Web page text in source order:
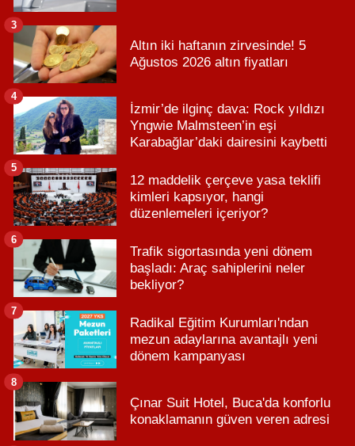
Altın iki haftanın zirvesinde! 5
Ağustos 2026 altın fiyatları
3
İzmir’de ilginç dava: Rock yıldızı
Yngwie Malmsteen’in eşi
Karabağlar’daki dairesini kaybetti
4
12 maddelik çerçeve yasa teklifi
kimleri kapsıyor, hangi
düzenlemeleri içeriyor?
5
Trafik sigortasında yeni dönem
başladı: Araç sahiplerini neler
bekliyor?
6
Radikal Eğitim Kurumları'ndan
mezun adaylarına avantajlı yeni
dönem kampanyası
7
Çınar Suit Hotel, Buca'da konforlu
konaklamanın güven veren adresi
8